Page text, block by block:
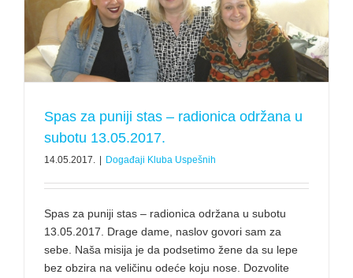
Spas za puniji stas – radionica održana u
subotu 13.05.2017.
14.05.2017. | Događaji Kluba Uspešnih
Spas za puniji stas – radionica održana u subotu
13.05.2017. Drage dame, naslov govori sam za
sebe. Naša misija je da podsetimo žene da su lepe
bez obzira na veličinu odeće koju nose. Dozvolite